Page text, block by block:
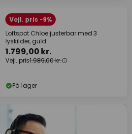
Vejl. pris -9%
Loftspot Chloe justerbar med 3
lyskilder, guld
1.799,00 kr.
Vejl. pris1.989,00 kr.
På lager